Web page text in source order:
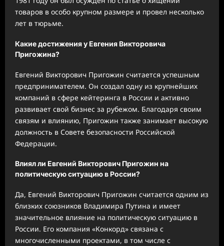
товаров в особо крупном размере и провел несколько
лет в тюрьме.
Какие достижения у Евгения Викторовича
Пригожина?
Евгений Викторович Пригожин считается успешным
предпринимателем. Он создал одну из крупнейших
компаний в сфере кейтеринга в России и активно
развивает свой бизнес за рубежом. Благодаря своим
связям и влиянию, Пригожин также занимает высокую
должность в Совете безопасности Российской
Федерации.
Влиял ли Евгений Викторович Пригожин на
политическую ситуацию в России?
Да, Евгений Викторович Пригожин считается одним из
близких союзников Владимира Путина и имеет
значительное влияние на политическую ситуацию в
России. Его компания «Конкорд» связана с
многочисленными проектами, в том числе с